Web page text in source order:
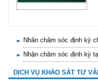
Nhân chăm sóc định kỳ
Nhận chăm sóc định kỳ
Nhân chăm sóc định kỳ
Nhận chăm sóc định kỳ
Nhân chăm sóc định kỳ
DỊCH VỤ KHẢO SÁT TƯ
Hướng
21/10/
Hướng dẫn